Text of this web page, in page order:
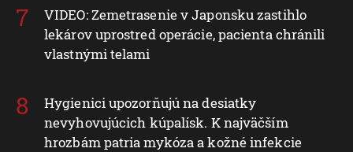
VIDEO: Zemetrasenie v Japonsku zastihlo
lekárov uprostred operácie, pacienta chránili
vlastnými telami
Hygienici upozorňujú na desiatky
nevyhovujúcich kúpalísk. K najväčším
hrozbám patria mykóza a kožné infekcie